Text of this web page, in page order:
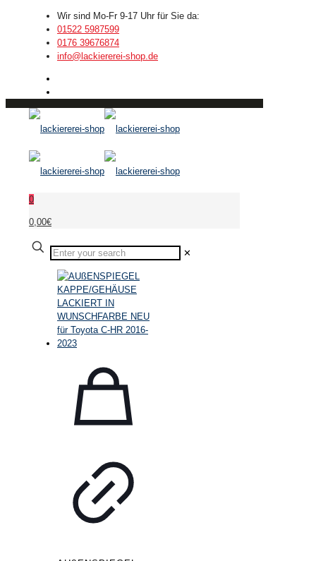
Wir sind Mo-Fr 9-17 Uhr für Sie da:
01522 5987599
0176 39676874
info@lackiererei-shop.de
0
0,00€
✕